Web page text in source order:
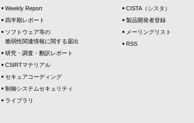
Weekly Report
四半期レポート
ソフトウェア等の
脆弱性関連情報に関する届出
研究・調査・翻訳レポート
CSIRTマテリアル
セキュアコーディング
制御システムセキュリティ
ライブラリ
CISTA（シスタ）
製品開発者登録
メーリングリスト
RSS